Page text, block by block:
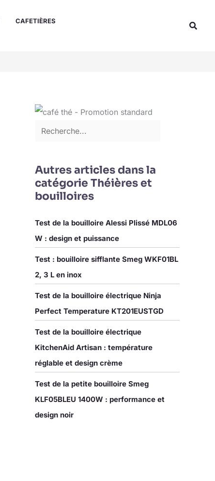
CAFETIÈRES
Autres articles dans la
catégorie Théières et
bouilloires
Test de la bouilloire Alessi Plissé MDL06
W : design et puissance
Test : bouilloire sifflante Smeg WKF01BL
2, 3 L en inox
Test de la bouilloire électrique Ninja
Perfect Temperature KT201EUSTGD
Test de la bouilloire électrique
KitchenAid Artisan : température
réglable et design crème
Test de la petite bouilloire Smeg
KLF05BLEU 1400W : performance et
design noir